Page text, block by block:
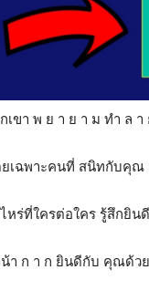
เขา พ ย า ย า ม ทำ ล
เฉพาะคนที่ สนิทกับคุณ
ไหร่ที่ใครต่อใคร รู้สึกยิ
า ก า ก ยินดีกับ คุณด้ว